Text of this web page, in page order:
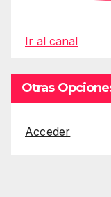
Ir al canal
Otras
Acceder